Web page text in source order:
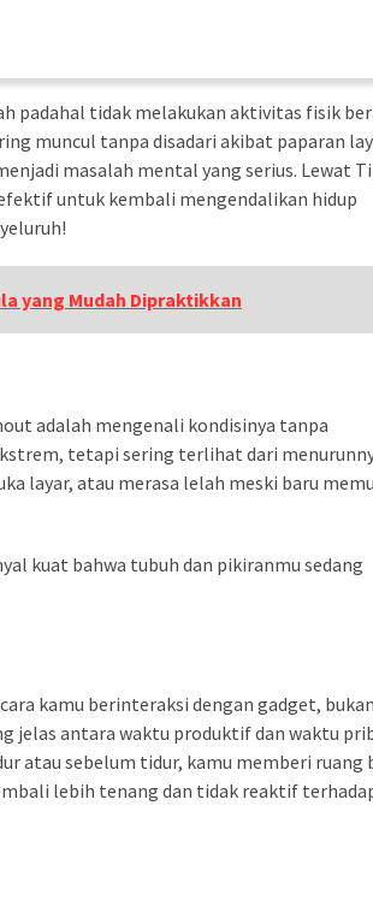
padahal tidak melakukan aktivitas fisik
muncul tanpa disadari akibat paparan
masalah mental yang serius. Lewat
untuk kembali mengendalikan hidup
yang Mudah Dipraktikkan
adalah mengenali kondisinya tanpa
tetapi sering terlihat dari
layar, atau merasa lelah meski baru
kuat bahwa tubuh dan pikiranmu sedang
kamu berinteraksi dengan gadget, bukan
jelas antara waktu produktif dan waktu
atau sebelum tidur, kamu memberi ruang
lebih tenang dan tidak reaktif